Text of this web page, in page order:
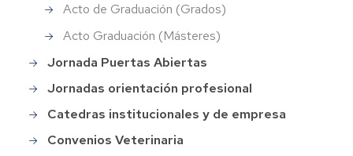
Acto de Graduación (Grados)
Acto Graduación (Másteres)
Jornada Puertas Abiertas
Jornadas orientación profesional
Catedras institucionales y de empresa
Convenios Veterinaria